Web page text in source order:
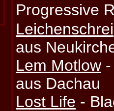
Progressive
Leichenschrei
aus
Lem Motlow
aus Dachau
Lost Life -